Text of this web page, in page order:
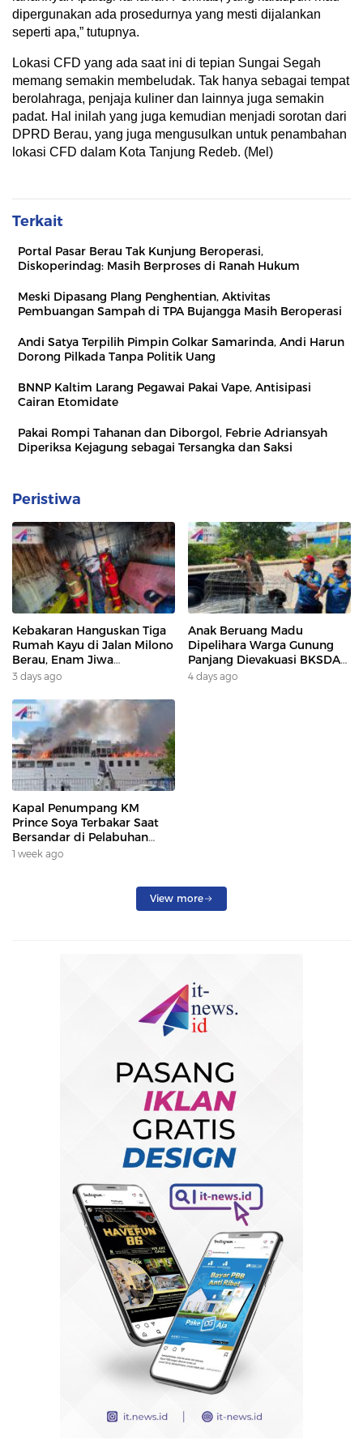
dipergunakan ada prosedurnya yang mesti dijalankan
seperti apa,” tutupnya.
Lokasi CFD yang ada saat ini di tepian Sungai Segah
memang semakin membeludak. Tak hanya sebagai tempat
berolahraga, penjaja kuliner dan lainnya juga semakin
padat. Hal inilah yang juga kemudian menjadi sorotan dari
DPRD Berau, yang juga mengusulkan untuk penambahan
lokasi CFD dalam Kota Tanjung Redeb. (Mel)
Terkait
Portal Pasar Berau Tak Kunjung Beroperasi,
Diskoperindag: Masih Berproses di Ranah Hukum
Meski Dipasang Plang Penghentian, Aktivitas
Pembuangan Sampah di TPA Bujangga Masih Beroperasi
Andi Satya Terpilih Pimpin Golkar Samarinda, Andi Harun
Dorong Pilkada Tanpa Politik Uang
BNNP Kaltim Larang Pegawai Pakai Vape, Antisipasi
Cairan Etomidate
Pakai Rompi Tahanan dan Diborgol, Febrie Adriansyah
Diperiksa Kejagung sebagai Tersangka dan Saksi
Peristiwa
Kebakaran Hanguskan Tiga
Rumah Kayu di Jalan Milono
Berau, Enam Jiwa
Terdampak
3 days ago
Anak Beruang Madu
Dipelihara Warga Gunung
Panjang Dievakuasi BKSDA
Dan DAMKAR
4 days ago
Kapal Penumpang KM
Prince Soya Terbakar Saat
Bersandar di Pelabuhan
Samarinda, Keberangkatan
1 week ago
View more